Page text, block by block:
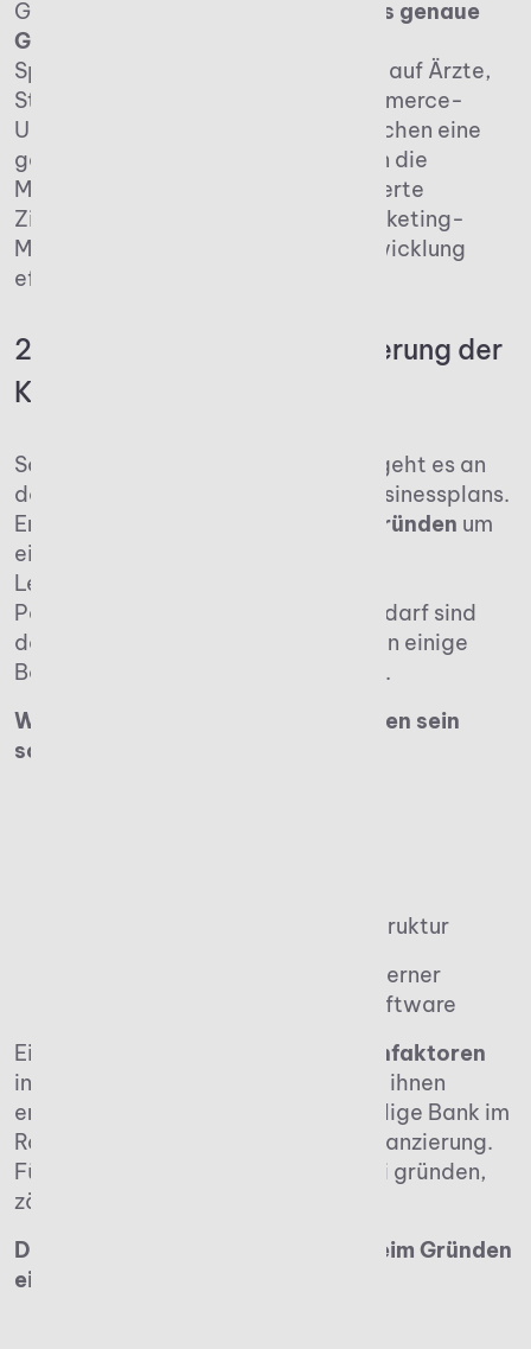
Gründerinnen meist bereits,
welches genaue
Geschäftsmodell
Spezialisierungen können sich etwa auf Ärzte,
Start-ups, Freiberufler oder E-Commerce-
Unternehmen beziehen. Sie ermöglichen eine
gezielte Positionierung und erhöhen die
Mandantenbindung. Eine klar definierte
Zielgruppe erleichtert nicht nur Marketing-
Maßnahmen, sondern auch die Entwicklung
effizienter Prozesse.
2. Businessplan und Finanzierung der
Kanzleigründung
Sobald die konkrete Idee existiert, geht es an
das Entwerfen eines tragfähigen Businessplans.
Er
erleichtert das Steuerkanzlei-Gründen um
ein Vielfaches, denn Zielgruppen,
Leistungsangebot, Umsatzplanung,
Personalstruktur und Investitionsbedarf sind
darin klar definiert. Zudem setzen ihn einige
Banken für eine Finanzierung voraus.
Was in einem Businessplan enthalten sein
sollte:
Organisations- und Digitalstruktur
Planung der Integration moderner
Steuer- und Buchhaltungssoftware
Eine besondere Rolle spielen
Kostenfaktoren
innerhalb des Businessplanes. Nach ihnen
erkundigt sich spätestens die jeweilige Bank im
Rahmen einer potenziellen Fremdfinanzierung.
Für Personen, die eine Steuerkanzlei gründen,
zählen hierzu in der Regel folgende.
Die wichtigsten Kostenfaktoren beim Gründen
einer Steuerkanzlei: